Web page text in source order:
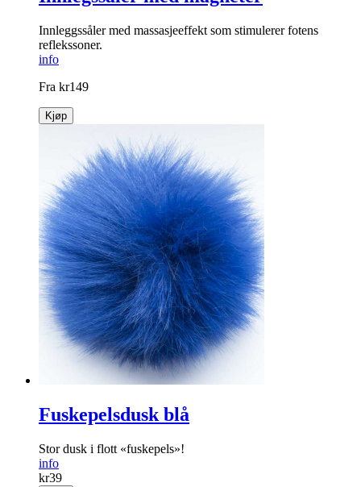
Innleggssåler med massasjeeffekt som stimulerer fotens
reflekssoner.
info
Fra kr149
Kjøp
Fuskepelsdusk blå
Stor dusk i flott «fuskepels»!
info
kr39